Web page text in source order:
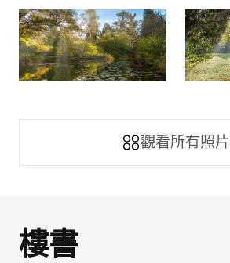
觀看所有照片
Scholars Row
樓書